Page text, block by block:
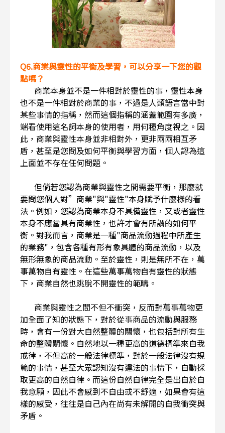
Q6.商業與靈性的平衡及學習，可以分享一下您的觀
點嗎？
商業本身並不是一件相對於靈性的事，靈性本身
也不是一件相對於商業的事，不過是人類語言當中對
某些事情的指稱，然而這個指稱的涵蓋範圍有多廣，
端看使用這名詞本身的使用者，用何種角度視之。因
此，商業與靈性本身並非相對外，更非兩兩相互矛
盾，甚至是您問及如何平衡與學習方面，個人認為這
上面並不存在任何問題。
但倘若您認為商業與靈性之間需要平衡，那麼就
要問您個人對”商業"與"靈性"本身賦予什麼樣的看
法。例如，您認為商業本身不具備靈性，又或者靈性
本身不應當具有商業性，也許才會有所謂的如何平
衡。對我而言，商業是一種"商品流動過程中所產生
的業務"，包含各種有形有象具體的商品流動，以及
無形無象的商品流動。至於靈性，則是無所不在，萬
事萬物自有靈性。在這些萬事萬物自有靈性的狀態
下，商業自然也跳脫不開靈性的範疇。
商業與靈性之間不但不衝突，反而對萬事萬物更
加全面了知的狀態下，對於從事商品的流動與服務
時，會有一份對大自然整體的關懷，也包括對所有生
命的整體關懷。自然地以一種更高的道德標準來自我
戒律，不但高於一般法律標準，對於一般法律沒有規
範的事情，甚至大眾認知沒有違法的事情下，自動採
取更高的自然自律。而這份自然自律完全是出自於自
我意願，因此不會感到不自由或不舒適，如果會有這
樣的感受，往往是自己內在尚有未解開的自我衝突與
矛盾。